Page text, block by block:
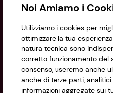
Conad Spesa online
Informazioni
Privacy Policy
Cookie Policy
CONAD SOCIETÀ
Noi Amiamo i
Utilizziamo i cookies per
ottimizzare la tua
natura tecnica sono
corretto funzionamento del
consenso, useremo anche
anche di terze parti,
informazioni aggregate sui